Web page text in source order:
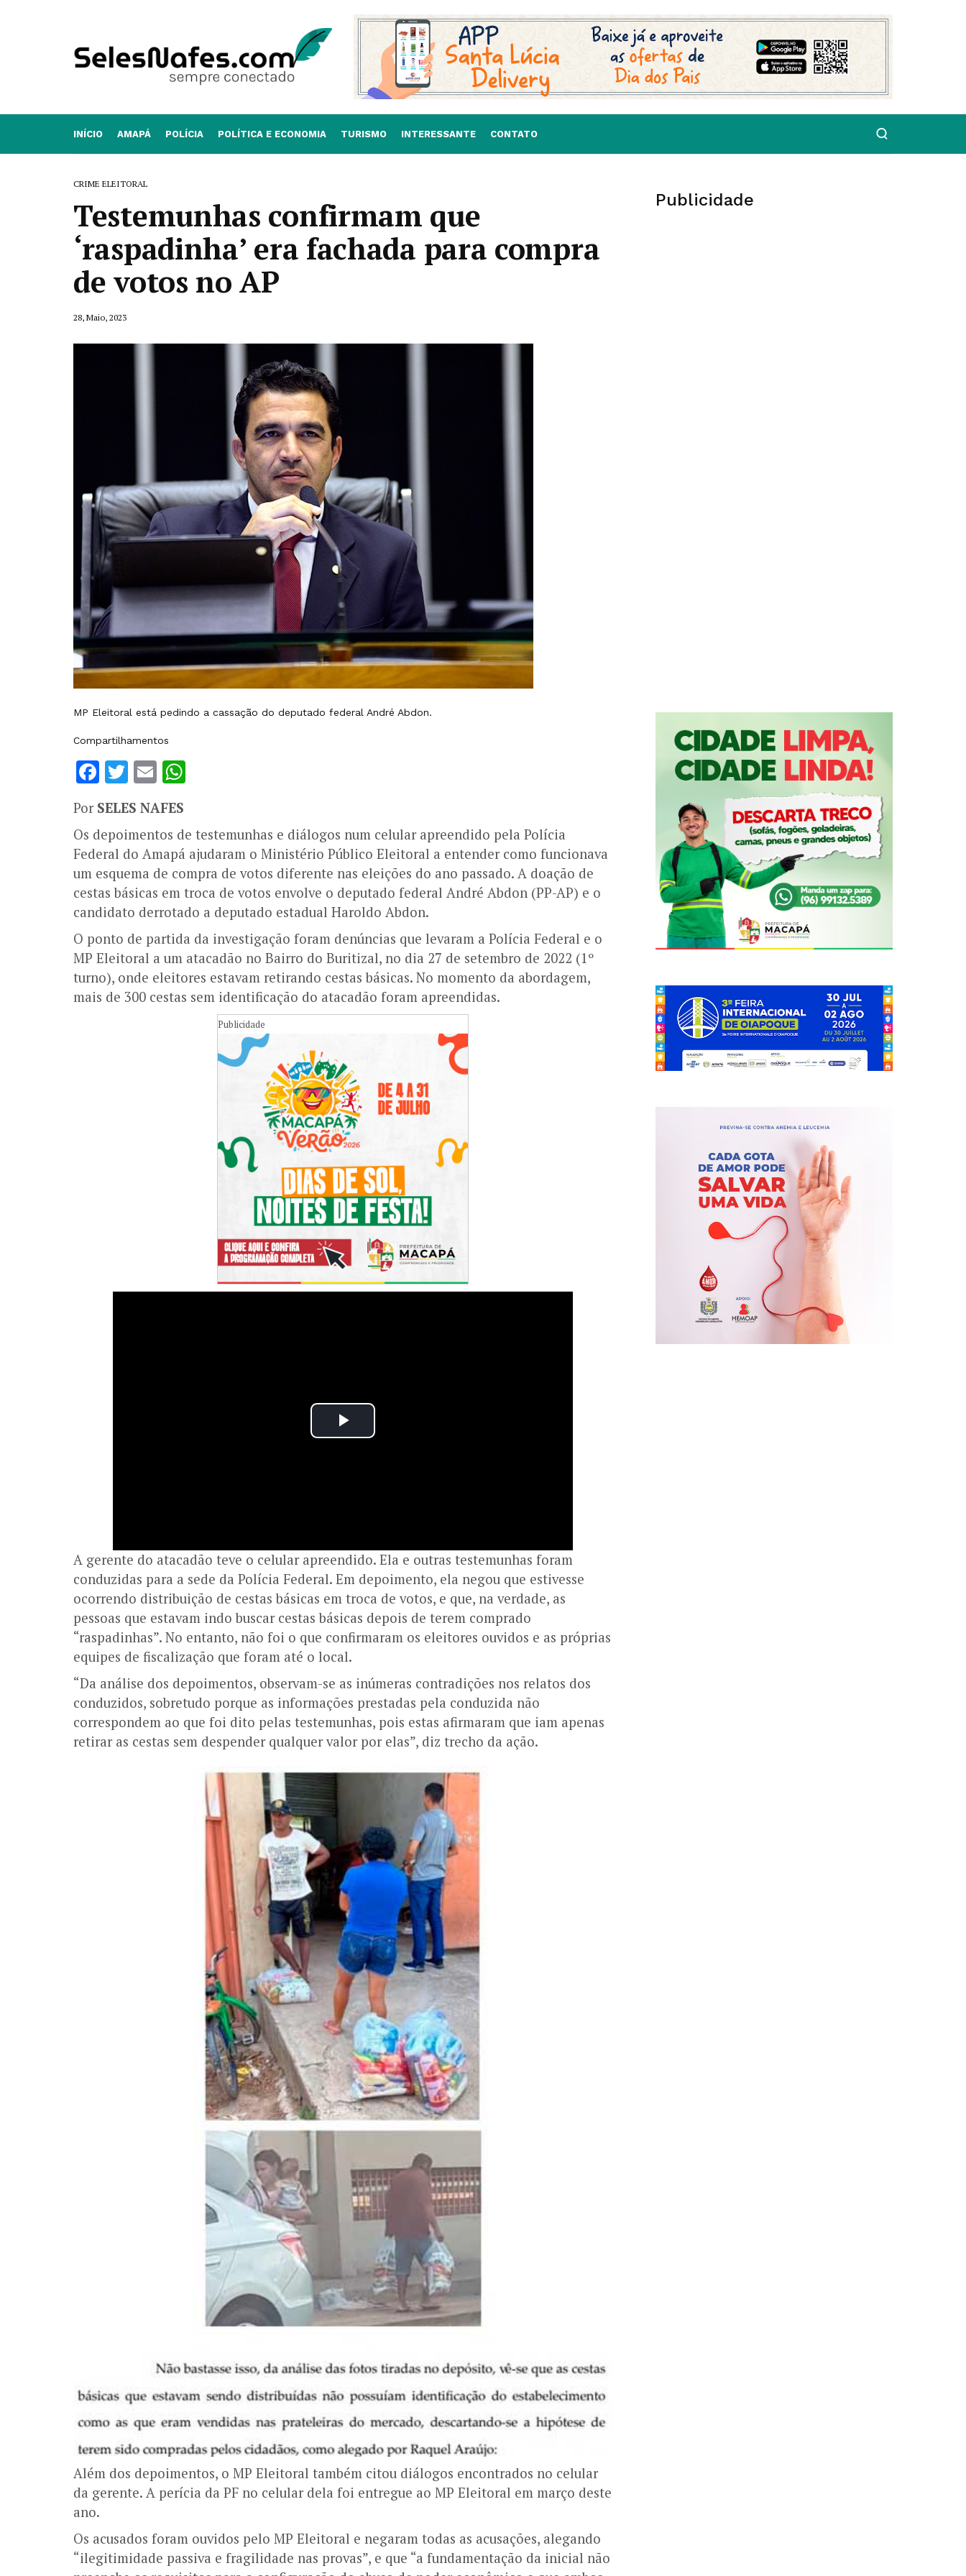
INÍCIO AMAPÁ POLÍCIA POLÍTICA E ECONOMIA TURISMO INTERESSANTE CONTATO
CRIME ELEITORAL
Testemunhas confirmam que
‘raspadinha’ era fachada para compra
de votos no AP
28, Maio, 2023
MP Eleitoral está pedindo a cassação do deputado federal André Abdon.
Compartilhamentos
Facebook
Twitter
Email
Por SELES NAFES
Os depoimentos de testemunhas e diálogos num celular apreendido pela Polícia
Federal do Amapá ajudaram o Ministério Público Eleitoral a entender como funcionava
um esquema de compra de votos diferente nas eleições do ano passado. A doação de
cestas básicas em troca de votos envolve o deputado federal André Abdon (PP-AP) e o
candidato derrotado a deputado estadual Haroldo Abdon.
O ponto de partida da investigação foram denúncias que levaram a Polícia Federal e o
MP Eleitoral a um atacadão no Bairro do Buritizal, no dia 27 de setembro de 2022 (1º
turno), onde eleitores estavam retirando cestas básicas. No momento da abordagem,
mais de 300 cestas sem identificação do atacadão foram apreendidas.
Publicidade
A gerente do atacadão teve o celular apreendido. Ela e outras testemunhas foram
conduzidas para a sede da Polícia Federal. Em depoimento, ela negou que estivesse
ocorrendo distribuição de cestas básicas em troca de votos, e que, na verdade, as
pessoas que estavam indo buscar cestas básicas depois de terem comprado
“raspadinhas”. No entanto, não foi o que confirmaram os eleitores ouvidos e as próprias
equipes de fiscalização que foram até o local.
“Da análise dos depoimentos, observam-se as inúmeras contradições nos relatos dos
conduzidos, sobretudo porque as informações prestadas pela conduzida não
correspondem ao que foi dito pelas testemunhas, pois estas afirmaram que iam apenas
retirar as cestas sem despender qualquer valor por elas”, diz trecho da ação.
Além dos depoimentos, o MP Eleitoral também citou diálogos encontrados no celular
da gerente. A perícia da PF no celular dela foi entregue ao MP Eleitoral em março deste
ano.
Os acusados foram ouvidos pelo MP Eleitoral e negaram todas as acusações, alegando
“ilegitimidade passiva e fragilidade nas provas”, e que “a fundamentação da inicial não
Publicidade